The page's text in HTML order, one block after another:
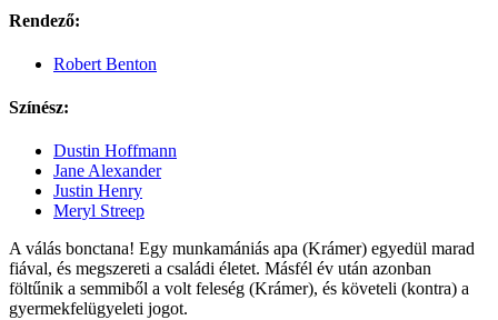
Rendező:
Robert Benton
Színész:
Dustin Hoffmann
Jane Alexander
Justin Henry
Meryl Streep
A válás bonctana! Egy munkamániás apa (Krámer) egyedül marad
fiával, és megszereti a családi életet. Másfél év után azonban
föltűnik a semmiből a volt feleség (Krámer), és követeli (kontra) a
gyermekfelügyeleti jogot.